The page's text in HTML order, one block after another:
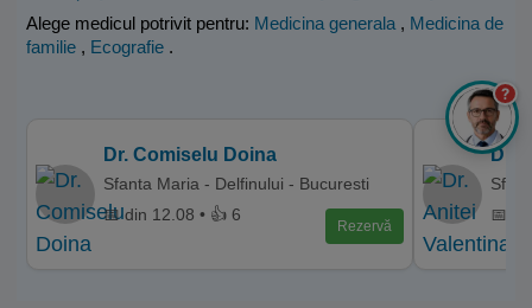
Alege medicul potrivit pentru: Medicina generala , Medicina de
familie , Ecografie .
Dr. Comiselu Doina
Sfanta Maria - Delfinului - Bucuresti
📅 din 12.08 • 👍 6
Rezervă
Dr.
📅
?